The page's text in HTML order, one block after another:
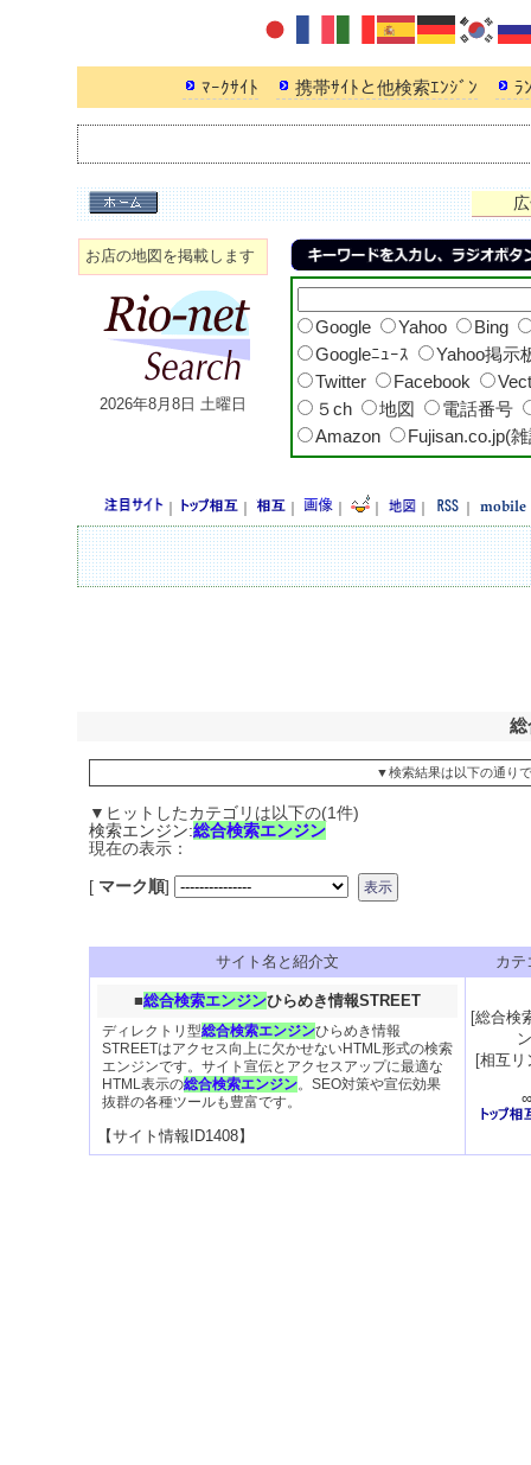
ﾏｰｸｻｲﾄ 携帯ｻｲﾄと他検索ｴﾝｼﾞﾝ ﾗ
お店の地図を掲載します
2026年8月8日 土曜日
Google Yahoo
Bing
Googleﾆｭｰｽ
Yahoo掲示
Twitter
Facebook
５ch
地図
電話番号
Amazon
Fujisan.co.jp(
｜ ｜ ｜ ｜ ｜
総
▼検索結果は以下の通り
▼ヒットしたカテゴリは以下の(1件)
検索エンジン:総合検索エンジン
現在の表示：
[ マーク順]
サイト名と紹介文 カテ
■総合検索エンジンひらめき情報STREET
ディレクトリ型総合検索エンジンひらめき情報
STREETはアクセス向上に欠かせないHTML形式の検索
エンジンです。サイト宣伝とアクセスアップに最適な
HTML表示の総合検索エンジン。SEO対策や宣伝効果
抜群の各種ツールも豊富です。
【サイト情報ID1408】
[総合検
ン
[相互リ
∞